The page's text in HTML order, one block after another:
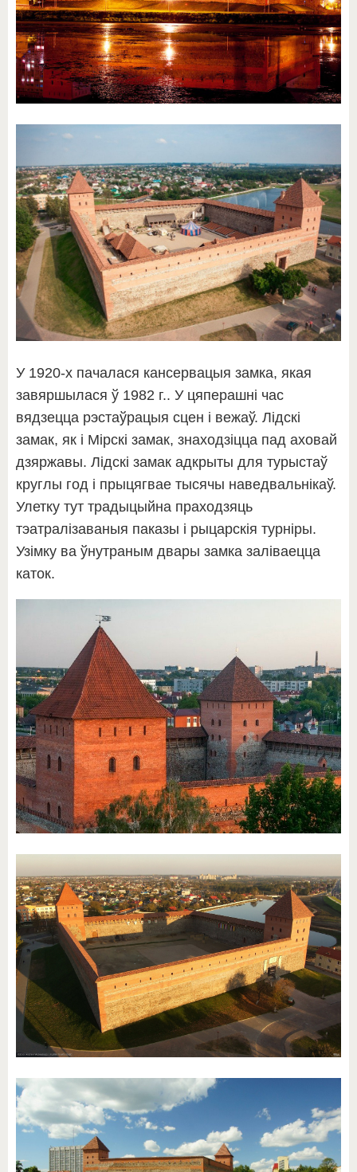
У 1920-х пачалася кансервацыя замка, якая
завяршылася ў 1982 г.. У цяперашні час
вядзецца рэстаўрацыя сцен і вежаў. Лідскі
замак, як і Мірскі замак, знаходзіцца пад аховай
дзяржавы. Лідскі замак адкрыты для турыстаў
круглы год і прыцягвае тысячы наведвальнікаў.
Улетку тут традыцыйна праходзяць
тэатралізаваныя паказы і рыцарскія турніры.
Узімку ва ўнутраным двары замка заліваецца
каток.